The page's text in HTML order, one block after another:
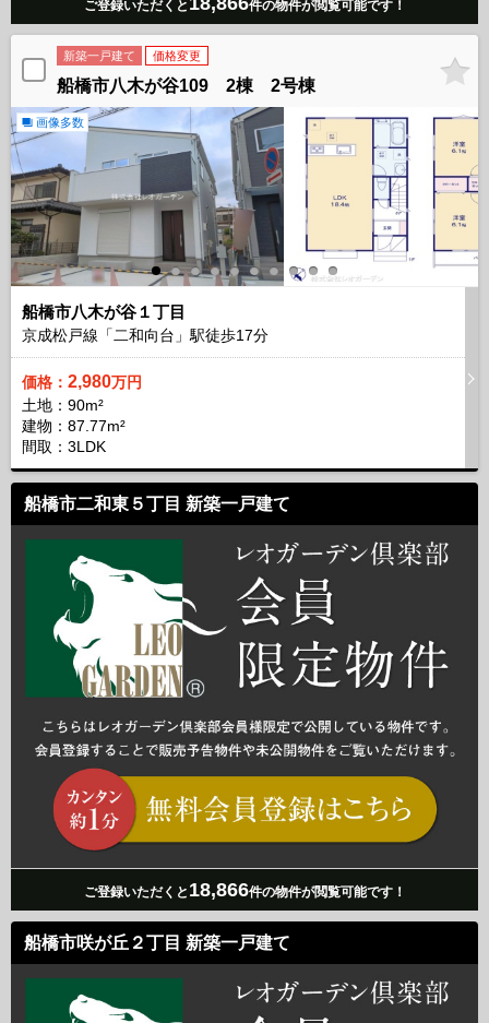
ご登録いただくと 件の物件が閲覧可能です！
新築一戸建て 価格変更
船橋市八木が谷109 2棟 2号棟
画像多数
船橋市八木が谷１丁目
京成松戸線「二和向台」駅徒歩17分
価格： 2,980万円
土地：90m²
建物：87.77m²
間取：3LDK
船橋市二和東５丁目 新築一戸建て
ご登録いただくと 18,866件の物件が閲覧可能です！
船橋市咲が丘２丁目 新築一戸建て